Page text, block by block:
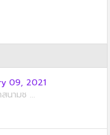
09, 2021
นามช ...